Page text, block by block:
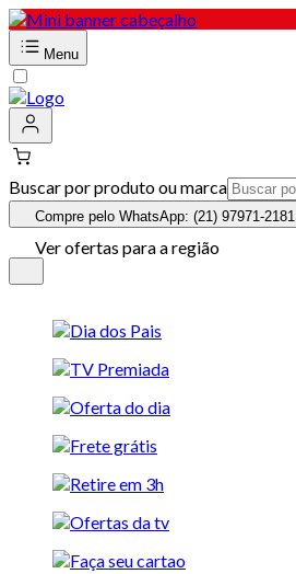
Menu
Buscar por produto ou marca
Compre pelo WhatsApp: (21) 97971-2181
Ver ofertas para a região